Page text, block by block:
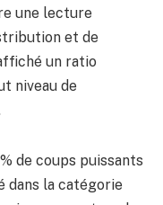
une lecture
et de
un ratio
niveau de
de coups puissants
dans la catégorie